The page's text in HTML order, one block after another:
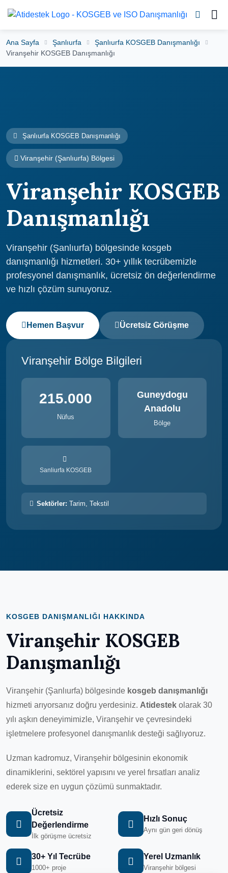
Ana Sayfa Şanlıurfa
Şanlıurfa KOSGEB Danışmanlığı
Viranşehir KOSGEB Danışmanlığı
Şanlıurfa KOSGEB Danışmanlığı
Viranşehir (Şanlıurfa) Bölgesi
Viranşehir KOSGEB
Danışmanlığı
Viranşehir (Şanlıurfa) bölgesinde kosgeb
danışmanlığı hizmetleri. 30+ yıllık tecrübemizle
profesyonel danışmanlık, ücretsiz ön değerlendirme
ve hızlı çözüm sunuyoruz.
Hemen Başvur Ücretsiz Görüşme
Viranşehir Bölge Bilgileri
215.000
Nüfus
Guneydogu
Anadolu
Bölge
Sanliurfa KOSGEB
Sektörler: Tarim, Tekstil
KOSGEB DANIŞMANLIĞI HAKKINDA
Viranşehir KOSGEB
Danışmanlığı
Viranşehir (Şanlıurfa) bölgesinde kosgeb danışmanlığı
hizmeti arıyorsanız doğru yerdesiniz. Atidestek olarak 30
yılı aşkın deneyimimizle, Viranşehir ve çevresindeki
işletmelere profesyonel danışmanlık desteği sağlıyoruz.
Uzman kadromuz, Viranşehir bölgesinin ekonomik
dinamiklerini, sektörel yapısını ve yerel fırsatları analiz
ederek size en uygun çözümü sunmaktadır.
Ücretsiz
Değerlendirme
İlk görüşme ücretsiz
Hızlı Sonuç
Aynı gün geri dönüş
30+ Yıl Tecrübe
1000+ proje
Yerel Uzmanlık
Viranşehir bölgesi